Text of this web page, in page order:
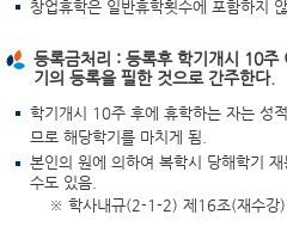
창업휴학은 일반휴학횟수에 포함하지
등록금처리 : 등록후 학기개시 10주
기의 등록을 필한 것으로 간주한다.
학기개시 10주 후에 휴학하는 자는 성
므로 해당학기를 마치게 됨.
본인의 원에 의하여 복학시 당해학기
수도 있음.
※ 학사내규(2-1-2) 제16조(재수강)